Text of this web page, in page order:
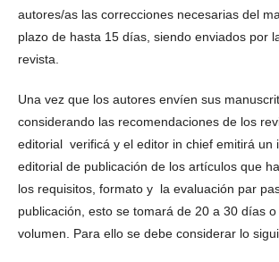
autores/as las correcciones necesarias del
plazo de hasta 15 días, siendo enviados por
revista.
Una vez que los autores envíen sus
considerando las recomendaciones de los
editorial verificá y el editor in chief emitirá un
editorial de publicación de los artículos que
los requisitos, formato y la evaluación par
publicación, esto se tomará de 20 a 30 días
volumen. Para ello se debe considerar lo